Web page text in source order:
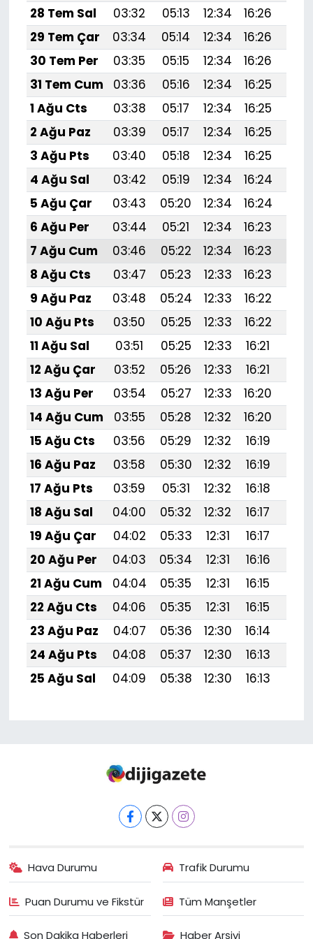
28 Tem Sal
03:32 05:13 12:34 16:26
29 Tem Çar
03:34 05:14 12:34 16:26
30 Tem Per
03:35 05:15 12:34 16:26
31 Tem Cum
03:36 05:16 12:34 16:25
1 Ağu Cts
03:38 05:17 12:34 16:25
2 Ağu Paz
03:39 05:17 12:34 16:25
3 Ağu Pts
03:40 05:18 12:34 16:25
4 Ağu Sal
03:42 05:19 12:34 16:24
5 Ağu Çar
03:43 05:20 12:34 16:24
6 Ağu Per
03:44 05:21 12:34 16:23
7 Ağu Cum
03:46 05:22 12:34 16:23
8 Ağu Cts
03:47 05:23 12:33 16:23
9 Ağu Paz
03:48 05:24 12:33 16:22
10 Ağu Pts
03:50 05:25 12:33 16:22
11 Ağu Sal
03:51 05:25 12:33 16:21
12 Ağu Çar
03:52 05:26 12:33 16:21
13 Ağu Per
03:54 05:27 12:33 16:20
14 Ağu Cum
03:55 05:28 12:32 16:20
15 Ağu Cts
03:56 05:29 12:32 16:19
16 Ağu Paz
03:58 05:30 12:32 16:19
17 Ağu Pts
03:59 05:31 12:32 16:18
18 Ağu Sal
04:00 05:32 12:32 16:17
19 Ağu Çar
04:02 05:33 12:31 16:17
20 Ağu Per
04:03 05:34 12:31 16:16
21 Ağu Cum
04:04 05:35 12:31 16:15
22 Ağu Cts
04:06 05:35 12:31 16:15
23 Ağu Paz
04:07 05:36 12:30 16:14
24 Ağu Pts
04:08 05:37 12:30 16:13
25 Ağu Sal
04:09 05:38 12:30 16:13
Hava Durumu Trafik Durumu
Puan Durumu ve Fikstür Tüm Manşetler
Son Dakika Haberleri Haber Arşivi